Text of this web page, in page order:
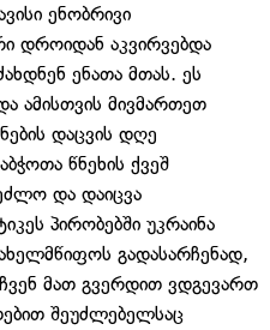
ენობრივი
დროიდან აკვირვებდა
ენათა მთას. ეს
ამისთვის მივმართეთ
დაცვის დღე
წნეხის ქვეშ
და დაიცვა
პირობებში უკრაინა
გადასარჩენად,
მათ გვერდით ვდგევართ
შეუძლებელსაც